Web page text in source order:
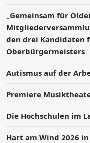
„Gemeinsam für
den drei Kandidaten
Oberbürgermeisters
Autismus auf der
Premiere
Die Hochschulen im
Hart am Wind 2026